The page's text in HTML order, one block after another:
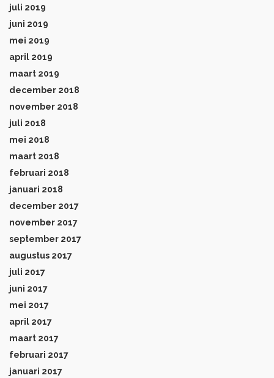
juli 2019
juni 2019
mei 2019
april 2019
maart 2019
december 2018
november 2018
juli 2018
mei 2018
maart 2018
februari 2018
januari 2018
december 2017
november 2017
september 2017
augustus 2017
juli 2017
juni 2017
mei 2017
april 2017
maart 2017
februari 2017
januari 2017